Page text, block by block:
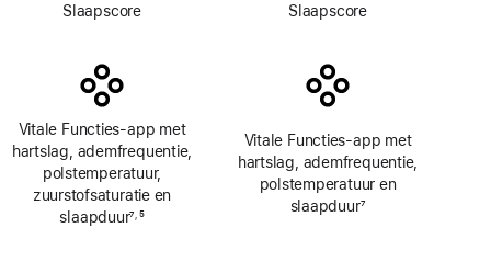
Slaapscore
Vitale Functies-app met
hartslag, ademfrequentie,
polstemperatuur,
zuurstofsaturatie en
slaapduur7 5
Slaapscore
Vitale Functies-app met
hartslag, ademfrequentie,
polstemperatuur en
slaapduur7